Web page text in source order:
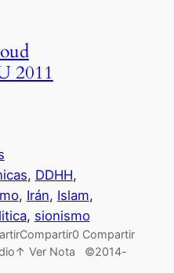
2011
, DDHH
, Irán, Islam
, sionismo
Compartir
Ver Nota ©2014-